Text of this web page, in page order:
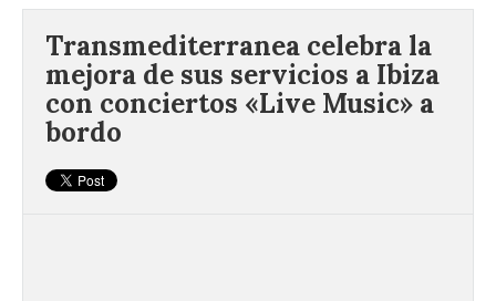
Transmediterranea celebra la
mejora de sus servicios a Ibiza
con conciertos «Live Music» a
bordo